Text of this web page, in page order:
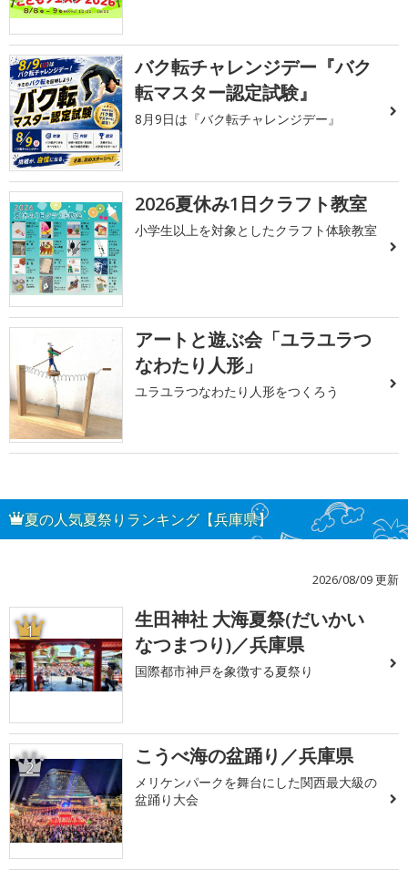
バク転チャレンジデー『バク
転マスター認定試験』
8月9日は『バク転チャレンジデー』
2026夏休み1日クラフト教室
小学生以上を対象としたクラフト体験教室
アートと遊ぶ会「ユラユラつ
なわたり人形」
ユラユラつなわたり人形をつくろう
夏の人気夏祭りランキング【兵庫県】
2026/08/09 更新
1
生田神社 大海夏祭(だいかい
なつまつり)／兵庫県
国際都市神戸を象徴する夏祭り
2 こうべ海の盆踊り／兵庫県
メリケンパークを舞台にした関西最大級の
盆踊り大会